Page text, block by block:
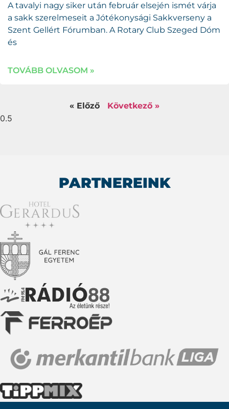
A tavalyi nagy siker után február elsején ismét várja
a sakk szerelmeseit a Jótékonysági Sakkverseny a
Szent Gellért Fórumban. A Rotary Club Szeged Dóm
és
TOVÁBB OLVASOM »
« Előző Következő »
PARTNEREINK